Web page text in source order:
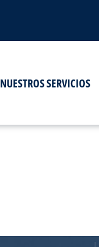
NUESTROS SERVICIOS